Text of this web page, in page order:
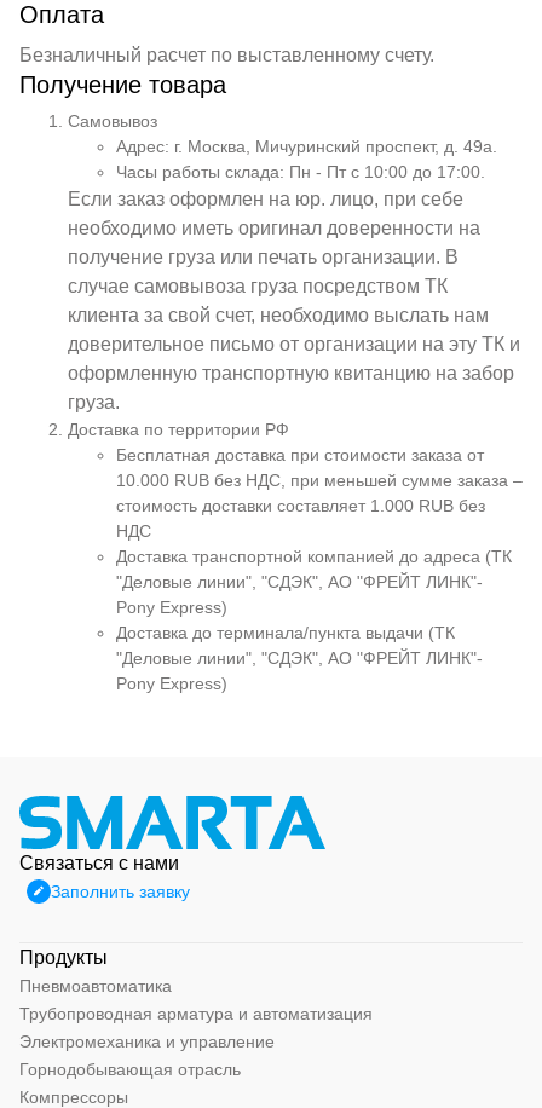
Оплата
Безналичный расчет по выставленному счету.
Получение товара
Самовывоз
Адрес: г. Москва, Мичуринский проспект, д. 49а.
Часы работы склада: Пн - Пт с 10:00 до 17:00.
Если заказ оформлен на юр. лицо, при себе
необходимо иметь оригинал доверенности на
получение груза или печать организации. В
случае самовывоза груза посредством ТК
клиента за свой счет, необходимо выслать нам
доверительное письмо от организации на эту ТК и
оформленную транспортную квитанцию на забор
груза.
Доставка по территории РФ
Бесплатная доставка при стоимости заказа от
10.000 RUB без НДС, при меньшей сумме заказа –
стоимость доставки составляет 1.000 RUB без
НДС
Доставка транспортной компанией до адреса (ТК
"Деловые линии", "СДЭК", АО "ФРЕЙТ ЛИНК"-
Pony Express)
Доставка до терминала/пункта выдачи (ТК
"Деловые линии", "СДЭК", АО "ФРЕЙТ ЛИНК"-
Pony Express)
Связаться с нами
Заполнить заявку
Продукты
Пневмоавтоматика
Трубопроводная арматура и автоматизация
Электромеханика и управление
Горнодобывающая отрасль
Компрессоры